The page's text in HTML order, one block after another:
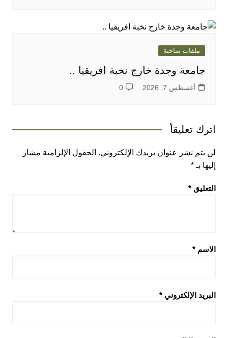
ملفات ساخنة
جامعة وجدة خارج نخبة افريقيا ..
أغسطس 7, 2026 0
اترك تعليقاً
لن يتم نشر عنوان بريدك الإلكتروني. الحقول الإلزامية مشار
إليها بـ *
التعليق *
الاسم *
البريد الإلكتروني *